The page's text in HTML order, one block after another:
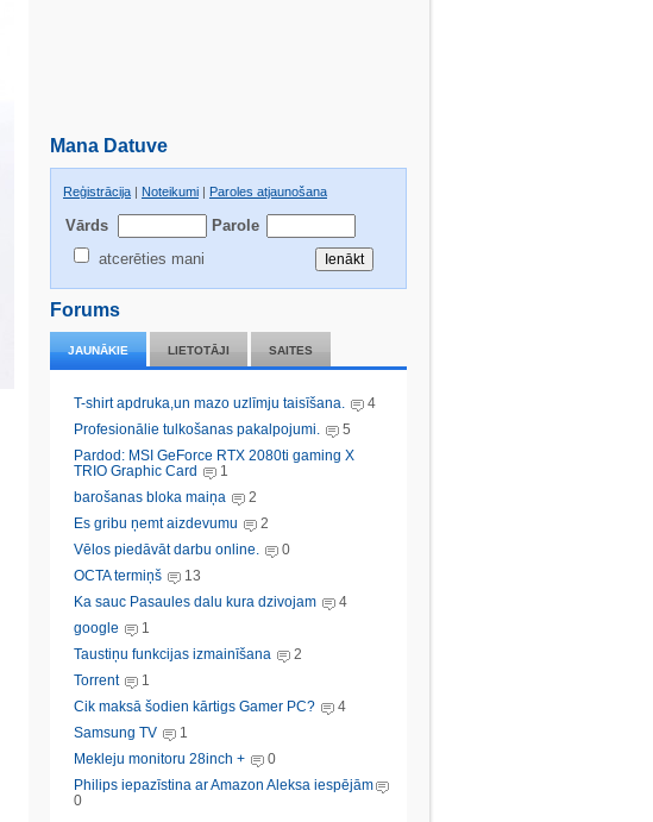
Mana Datuve
Reģistrācija | Noteikumi | Paroles atjaunošana
Vārds
Parole
atcerēties mani
Forums
JAUNĀKIE LIETOTĀJI SAITES
T-shirt apdruka,un mazo uzlīmju taisīšana.
4
Profesionālie tulkošanas pakalpojumi.
5
Pardod: MSI GeForce RTX 2080ti gaming X
TRIO Graphic Card
1
barošanas bloka maiņa
2
Es gribu ņemt aizdevumu
2
Vēlos piedāvāt darbu online.
0
OCTA termiņš
13
Ka sauc Pasaules dalu kura dzivojam
4
google
1
Taustiņu funkcijas izmainīšana
2
Torrent
1
Cik maksā šodien kārtigs Gamer PC?
4
Samsung TV
1
Mekleju monitoru 28inch +
0
Philips iepazīstina ar Amazon Aleksa iespējām
0